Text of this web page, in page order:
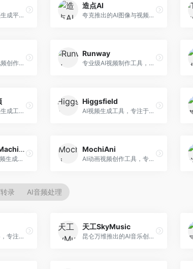
快手推出的AI视频生成平台，支持文生视频和图生视频，可生成长达2分钟的高质量视频内容。面向短视频创作者和营销人员，操作简便，生成效果逼真，适合商业推广和创意表达。
造点AI
夸克推出的AI图像与视频创作平台。面向普通用户和内容创作者，提供文生图、文生视频等功能，操作简便，与夸克生态深度整合。
一站式AI图像和视频创作平台，整合多种生成工具。面向内容创作者，提供文生图、文生视频、视频编辑等服务，创作工具全面，一站式体验便捷。
Runway
专业级AI视频制作工具，支持视频生成与编辑。面向影视制作人和创意工作者，提供文生视频、视频编辑、绿幕抠像等专业功能，视频处理能力强，适合专业创作场景。
腾讯推出的AI视频生成工具，基于混元大模型。面向腾讯生态用户和内容创作者，支持文生视频、视频编辑等功能，与腾讯产品生态深度整合。
Higgsfield
AI视频生成工具，专注于高质量视频内容创作。面向视频创作者和营销人员，支持文生视频、视频编辑等功能，视频效果逼真，适合商业应用。
Luma Dream Machine
Luma AI推出的视频生成工具，专注于高质量视频创作。面向影视创作者和内容生产者，支持文生视频、图生视频，视频质量高，物理运动流畅自然。
MochiAni
AI动画视频创作工具，专注于动画内容生成。面向动画创作者和二次元内容生产者，支持动画风格视频生成，动画效果流畅，适合动漫内容创作。
录 AI音频处理
在线AI音乐生成器，专注于快速音乐创作。面向内容创作者，支持多种风格音乐生成，操作简便，生成速度快，适合快速配乐需求。
天工SkyMusic
昆仑万维推出的AI音乐创作平台，基于天工大模型。面向音乐创作者，支持歌词生成、旋律创作、音乐编曲等服务，中文音乐创作能力强。